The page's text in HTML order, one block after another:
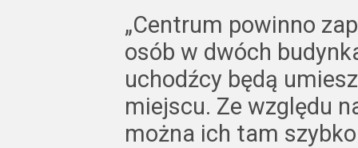
„Centrum powinno
osób w dwóch
uchodźcy będą
miejscu. Ze względu
można ich tam